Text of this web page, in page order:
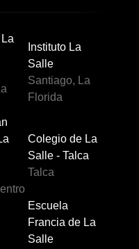
Instituto La
Salle
Santiago, La
Florida
Colegio de La
Salle - Talca
Talca
Escuela
Francia de La
Salle